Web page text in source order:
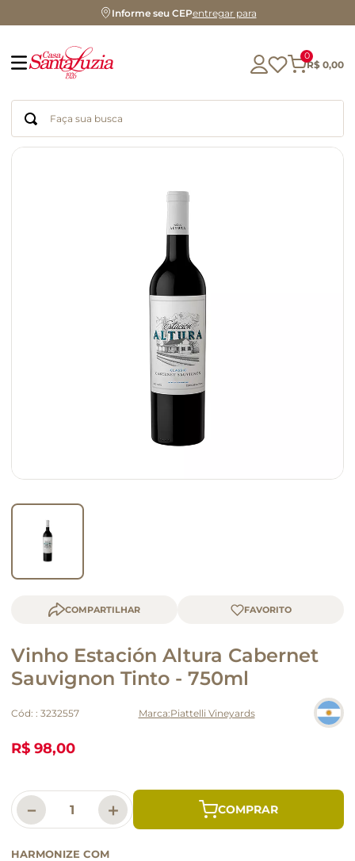
Informe seu CEPentregar para
0
R$ 0,00
Faça sua busca
COMPARTILHAR
Vinho Estación Altura Cabernet
Sauvignon Tinto - 750ml
Cód: : 3232557 Piattelli Vineyards
R$ 98,00
＋
－
HARMONIZE COM